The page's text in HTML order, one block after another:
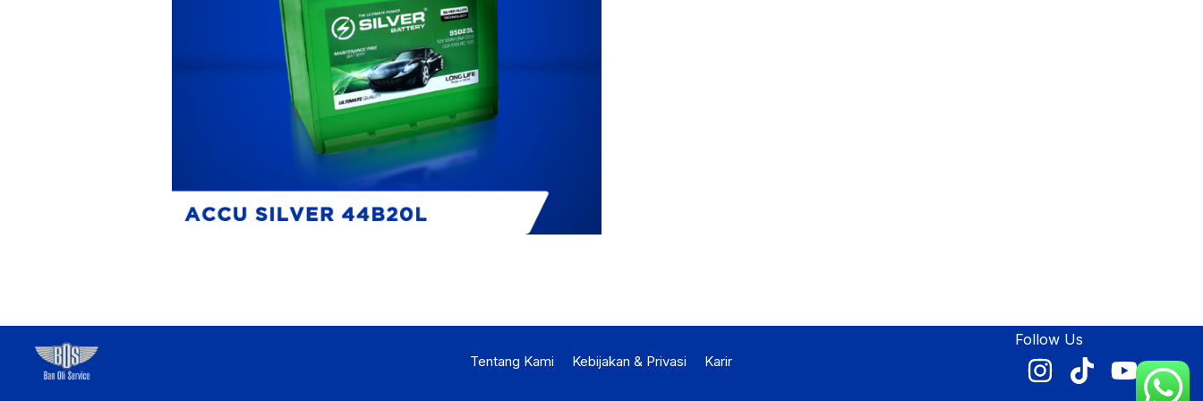
Tentang Kami Kebijakan & Privasi Karir
Follow Us